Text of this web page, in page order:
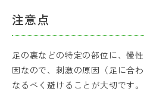
注意点
足の裏などの特定の部位に、慢
因なので、刺激の原因（足に合
なるべく避けることが大切です。